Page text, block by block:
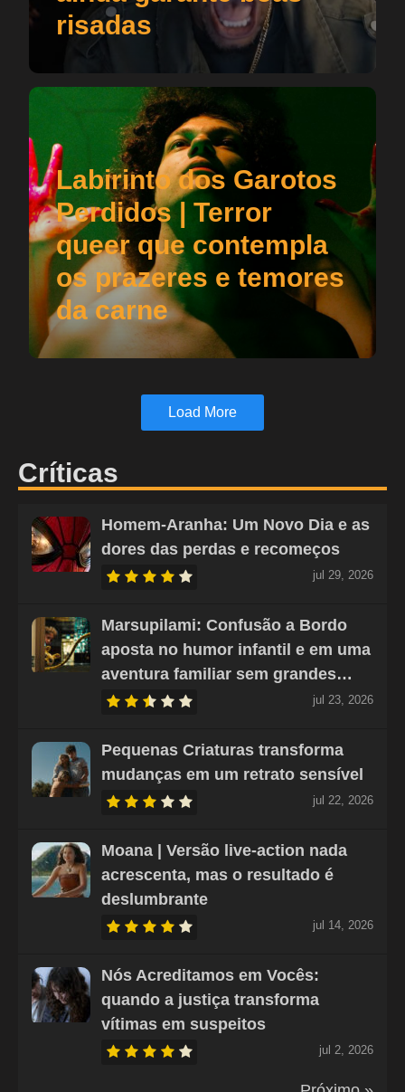
risadas
Labirinto dos Garotos
Perdidos | Terror
queer que contempla
os prazeres e temores
da carne
Load More
Críticas
Homem-Aranha: Um Novo Dia e as
dores das perdas e recomeços
jul 29, 2026
Marsupilami: Confusão a Bordo
aposta no humor infantil e em uma
aventura familiar sem grandes…
jul 23, 2026
Pequenas Criaturas transforma
mudanças em um retrato sensível
jul 22, 2026
Moana | Versão live-action nada
acrescenta, mas o resultado é
deslumbrante
jul 14, 2026
Nós Acreditamos em Vocês:
quando a justiça transforma
vítimas em suspeitos
jul 2, 2026